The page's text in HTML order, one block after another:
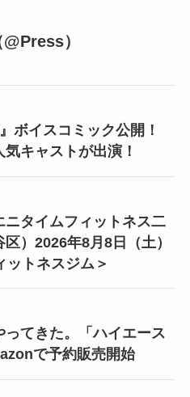
）
ボイスコミック公開！
キャストが出演！
ニタイムフィットネス二
）2026年8月8日（土）
ットネスジム＞
てきた。「ハイエース
で予約販売開始